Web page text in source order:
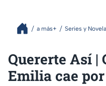
a más+ Series y
Quererte Así |
Emilia cae